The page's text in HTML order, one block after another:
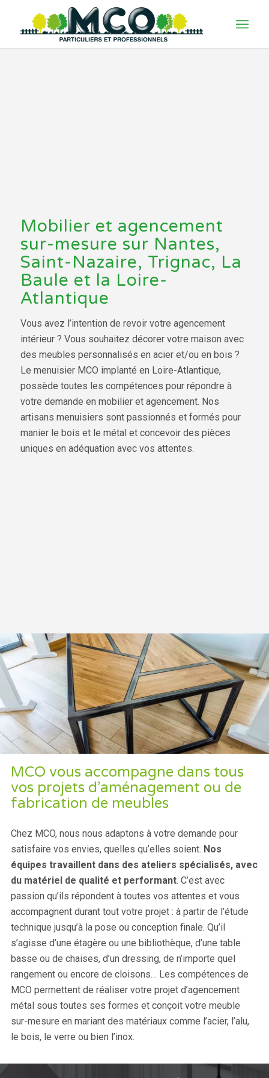
Mobilier et agencement
sur-mesure sur Nantes,
Saint-Nazaire, Trignac, La
Baule et la Loire-
Atlantique
Vous avez l’intention de revoir votre agencement
intérieur ? Vous souhaitez décorer votre maison avec
des meubles personnalisés en acier et/ou en bois ?
Le menuisier MCO implanté en Loire-Atlantique,
possède toutes les compétences pour répondre à
votre demande en mobilier et agencement. Nos
artisans menuisiers sont passionnés et formés pour
manier le bois et le métal et concevoir des pièces
uniques en adéquation avec vos attentes.
MCO vous accompagne dans tous
vos projets d’aménagement ou de
fabrication de meubles
Chez MCO, nous nous adaptons à votre demande pour
satisfaire vos envies, quelles qu’elles soient. Nos
équipes travaillent dans des ateliers spécialisés, avec
du matériel de qualité et performant. C’est avec
passion qu’ils répondent à toutes vos attentes et vous
accompagnent durant tout votre projet : à partir de l’étude
technique jusqu’à la pose ou conception finale. Qu’il
s’agisse d’une étagère ou une bibliothèque, d’une table
basse ou de chaises, d’un dressing, de n’importe quel
rangement ou encore de cloisons… Les compétences de
MCO permettent de réaliser votre projet d’agencement
métal sous toutes ses formes et conçoit votre meuble
sur-mesure en mariant des matériaux comme l’acier, l’alu,
le bois, le verre ou bien l’inox.